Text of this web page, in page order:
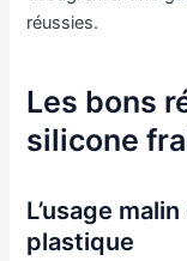
réussies.
Les bons
silicone
L’usage
plastique